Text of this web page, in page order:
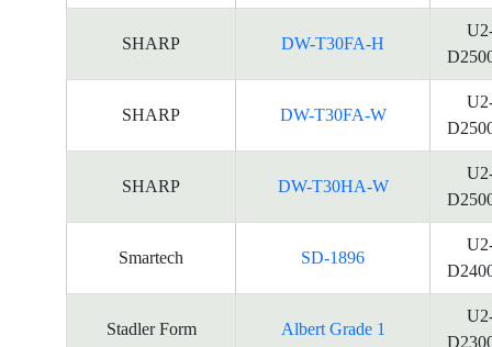
SHARP DW-T30FA-H
SHARP DW-T30FA-W
SHARP DW-T30HA-W
Smartech SD-1896
Stadler Form Albert Grade 1